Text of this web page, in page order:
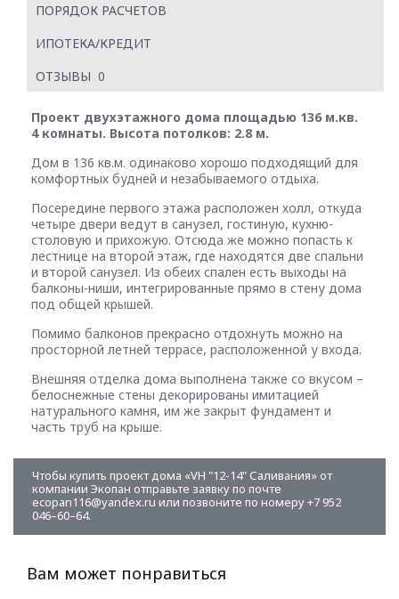
ПОРЯДОК РАСЧЕТОВ
ИПОТЕКА/КРЕДИТ
ОТЗЫВЫ 0
Проект двухэтажного дома площадью 136 м.кв.
4 комнаты. Высота потолков: 2.8 м.
Дом в 136 кв.м. одинаково хорошо подходящий для
комфортных будней и незабываемого отдыха.
Посередине первого этажа расположен холл, откуда
четыре двери ведут в санузел, гостиную, кухню-
столовую и прихожую. Отсюда же можно попасть к
лестнице на второй этаж, где находятся две спальни
и второй санузел. Из обеих спален есть выходы на
балконы-ниши, интегрированные прямо в стену дома
под общей крышей.
Помимо балконов прекрасно отдохнуть можно на
просторной летней террасе, расположенной у входа.
Внешняя отделка дома выполнена также со вкусом –
белоснежные стены декорированы имитацией
натурального камня, им же закрыт фундамент и
часть труб на крыше.
Чтобы купить проект дома «VH "12-14" Саливания» от
компании Экопан отправьте заявку по почте
ecopan116@yandex.ru или позвоните по номеру +7 952
046–60–64.
Вам может понравиться